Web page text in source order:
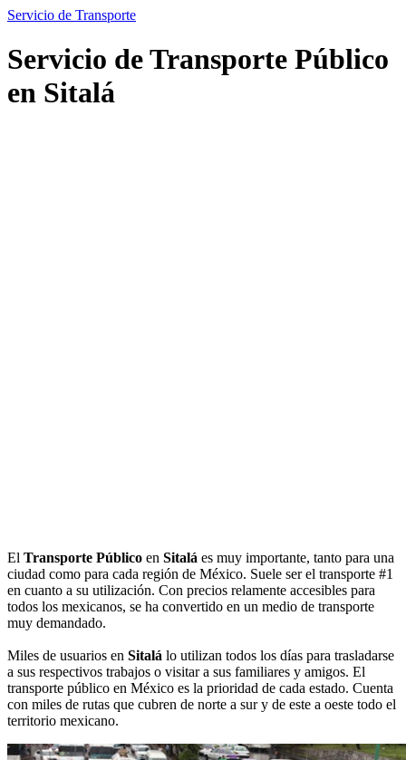
Servicio de Transporte
Servicio de Transporte Público
en Sitalá
El Transporte Público en Sitalá es muy importante, tanto para una
ciudad como para cada región de México. Suele ser el transporte #1
en cuanto a su utilización. Con precios relamente accesibles para
todos los mexicanos, se ha convertido en un medio de transporte
muy demandado.
Miles de usuarios en Sitalá lo utilizan todos los días para trasladarse
a sus respectivos trabajos o visitar a sus familiares y amigos. El
transporte público en México es la prioridad de cada estado. Cuenta
con miles de rutas que cubren de norte a sur y de este a oeste todo el
territorio mexicano.